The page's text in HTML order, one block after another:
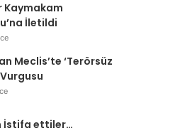
Kaymakam
İletildi
Meclis’te ‘Terörsüz
İstifa ettiler…